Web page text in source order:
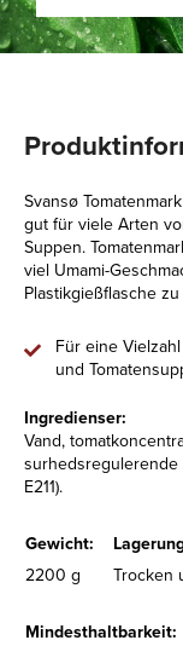
Svansø
gut für viele Arten
Suppen.
viel Umami-
Plastikgießflasche
Für eine
und
Ingredienser:
Vand,
surhedsregulerende
E211).
Gewicht:
2200 g
Trocken
Mindesthaltbarkeit: